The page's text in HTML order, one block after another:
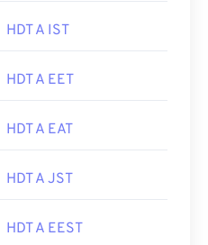
HDT A IST
HDT A EET
HDT A EAT
HDT A JST
HDT A EEST